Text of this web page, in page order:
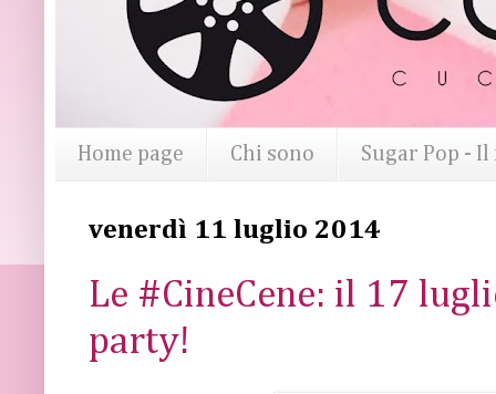
Home page Chi sono Sugar Pop -
venerdì 11 luglio 2014
Le #CineCene: il 17
party!